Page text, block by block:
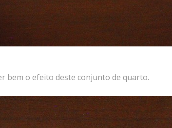
bem o efeito deste conjunto de quarto.